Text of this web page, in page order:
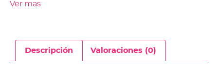
Ver mas
Descripción Valoraciones (0)